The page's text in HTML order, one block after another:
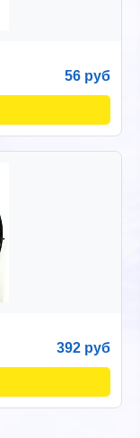
56 руб
392 руб